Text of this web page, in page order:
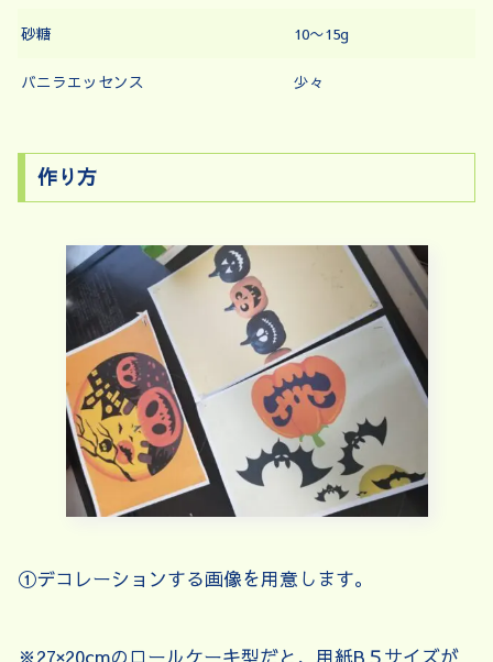
砂糖 10〜15g
バニラエッセンス 少々
作り方
①デコレーションする画像を用意します。
※27×20cmのロールケーキ型だと、用紙B５サイズが